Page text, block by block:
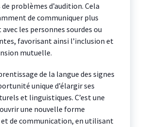
de problèmes d’audition. Cela
de communiquer plus
les personnes sourdes ou
favorisant ainsi l’inclusion et
mutuelle.
de la langue des signes
unique d’élargir ses
et linguistiques. C’est une
une nouvelle forme
et de communication, en utilisant